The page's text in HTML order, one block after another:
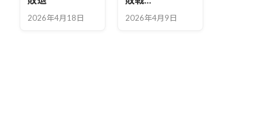
2026年4月18日 2026年4月9日